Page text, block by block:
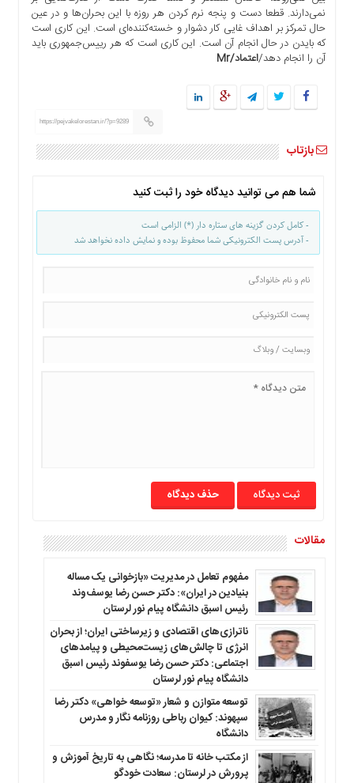
نمی‌دارند. قطعا دست و پنجه نرم کردن هر روزه با این بحران‌ها و در عین
حال تمرکز بر اهداف غایی کار دشوار و خسته‌کننده‌ای است. این کاری است
که بایدن در حال انجام آن است. این کاری است که هر رییس‌جمهوری باید
آن را انجام دهد/اعتماد/Mr
https://pejvakelorestan.ir/?p=9289
بازتاب
شما هم می توانید دیدگاه خود را ثبت کنید
- کامل کردن گزینه های ستاره دار (*) الزامی است
- آدرس پست الکترونیکی شما محفوظ بوده و نمایش داده نخواهد شد
حذف دیدگاه
مقالات
مفهوم تعامل در مدیریت «بازخوانی یک مساله
بنیادین در ایران»: دکتر حسن رضا یوسف‌وند
رئیس اسبق دانشگاه پیام نور لرستان
ناترازی‌های اقتصادی و زیرساختی ایران؛ از بحران
انرژی تا چالش‌های زیست‌محیطی و پیامدهای
اجتماعی: دکتر حسن رضا یوسفوند رئیس اسبق
دانشگاه پیام نور لرستان
توسعه متوازن و شعار «توسعه خواهی» دکتر رضا
سپهوند: کیوان رباطی روزنامه نگار و مدرس
دانشگاه
از مکتب خانه تا مدرسه؛ نگاهی به تاریخ آموزش و
پرورش در لرستان: سعادت خودگو